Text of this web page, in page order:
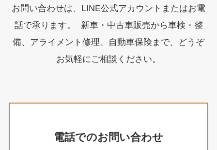
お問い合わせは、LINE公式アカウントまたはお電
話で承ります。 新車・中古車販売から車検・整
備、アライメント修理、自動車保険まで、どうぞ
お気軽にご相談ください。
電話でのお問い合わせ